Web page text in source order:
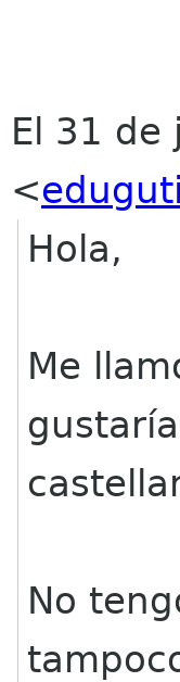
El 31 de
<
Hola,
Me
No